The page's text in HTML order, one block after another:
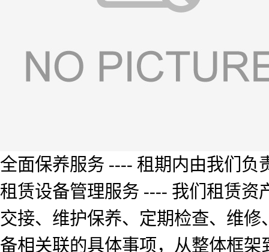
全面保养服务 ---- 租期内由我们
租赁设备管理服务 ---- 我们租赁
交接、维护保养、定期检查、维
备相关联的具体事项，从整体框